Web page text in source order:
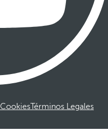
CookiesTérminos Legales